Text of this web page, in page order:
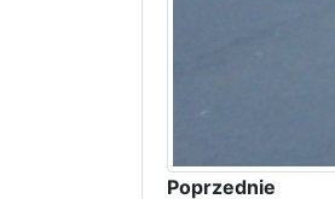
Poprzednie